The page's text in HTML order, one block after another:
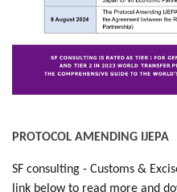
PROTOCOL AMENDING IJEPA
SF consulting - Customs &
link below to read more and